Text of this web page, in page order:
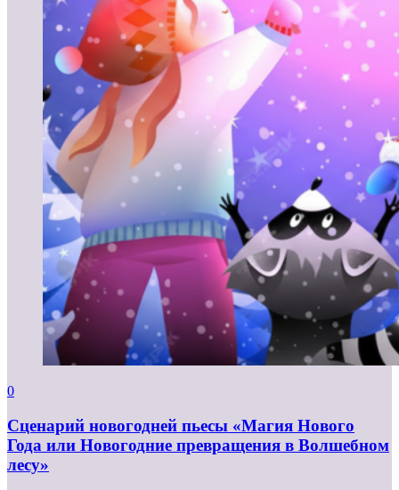
0
Сценарий новогодней пьесы «Магия Нового
Года или Новогодние превращения в Волшебном
лесу»